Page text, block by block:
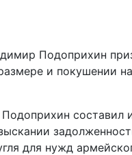
Подоприхин
и покушении
составил
для нужд